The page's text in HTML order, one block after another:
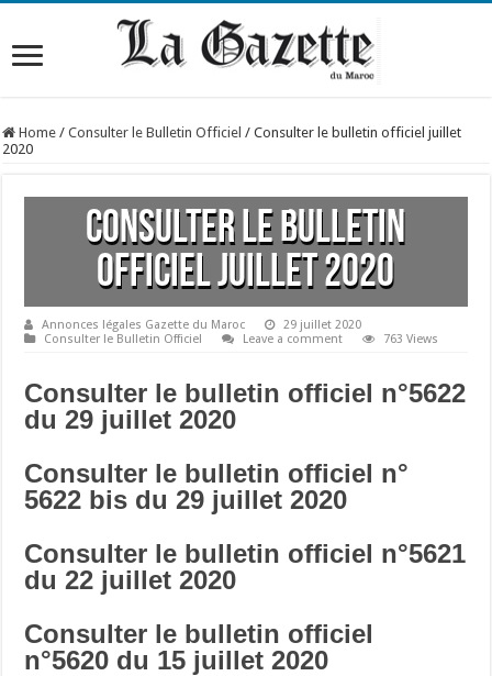
Home / Consulter le Bulletin Officiel / Consulter le bulletin officiel juillet
2020
Consulter le bulletin
officiel juillet 2020
Annonces légales Gazette du Maroc
29 juillet 2020
Consulter le Bulletin Officiel
Leave a comment 763 Views
Consulter le bulletin officiel n°5622
du 29 juillet 2020
Consulter le bulletin officiel n°
5622 bis du 29 juillet 2020
Consulter le bulletin officiel n°5621
du 22 juillet 2020
Consulter le bulletin officiel
n°5620 du 15 juillet 2020